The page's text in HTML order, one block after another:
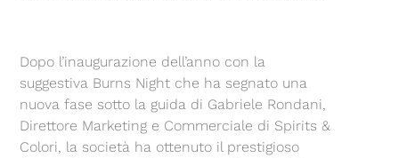
Dopo l’inaugurazione dell’anno con la
suggestiva Burns Night che ha segnato una
nuova fase sotto la guida di Gabriele Rondani,
Direttore Marketing e Commerciale di Spirits &
Colori, la società ha ottenuto il prestigioso